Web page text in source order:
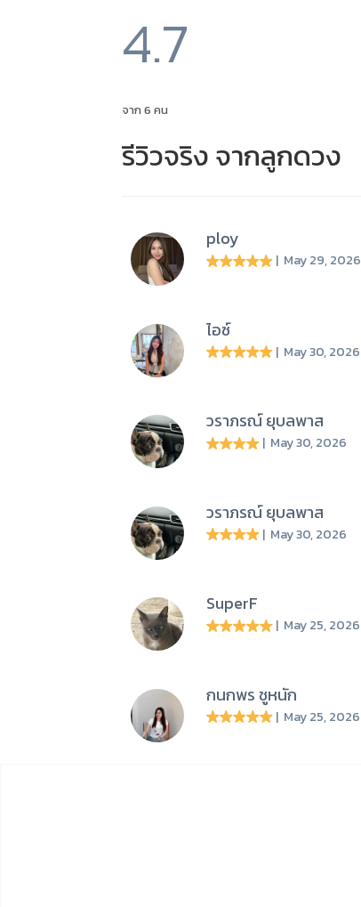
4.7
จาก 6 คน
รีวิวจริง จากลูกดวง
ploy
| May 29, 2026
ไอซ์
| May 30, 2026
วราภรณ์ ยุบลพาส
| May 30, 2026
วราภรณ์ ยุบลพาส
| May 30, 2026
SuperF
| May 25, 2026
กนกพร ชูหนัก
| May 25, 2026